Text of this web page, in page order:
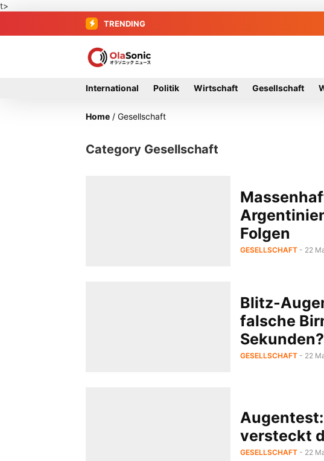
t>
TRENDING
International Politik Wirtschaft Gesellschaft
Home / Gesellschaft
Category Gesellschaft
Folgen
GESELLSCHAFT - 22
Blitz-
falsche
Sekunden?
GESELLSCHAFT - 22
versteckt
GESELLSCHAFT - 22